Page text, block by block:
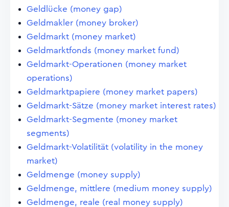
Geldlücke (money gap)
Geldmakler (money broker)
Geldmarkt (money market)
Geldmarktfonds (money market fund)
Geldmarkt-Operationen (money market
operations)
Geldmarktpapiere (money market papers)
Geldmarkt-Sätze (money market interest rates)
Geldmarkt-Segmente (money market
segments)
Geldmarkt-Volatilität (volatility in the money
market)
Geldmenge (money supply)
Geldmenge, mittlere (medium money supply)
Geldmenge, reale (real money supply)